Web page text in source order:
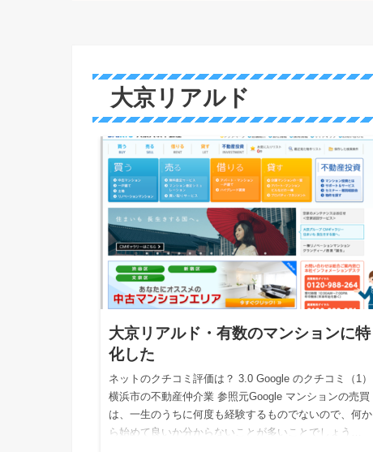
大京リアルド
大京リアルド・有数のマンションに特
化した
ネットのクチコミ評価は？ 3.0 Google のクチコミ（1）
横浜市の不動産仲介業 参照元Google マンションの売買
は、一生のうちに何度も経験するものでないので、何か
ら始めて良いか分からないことが多いことでしょう…